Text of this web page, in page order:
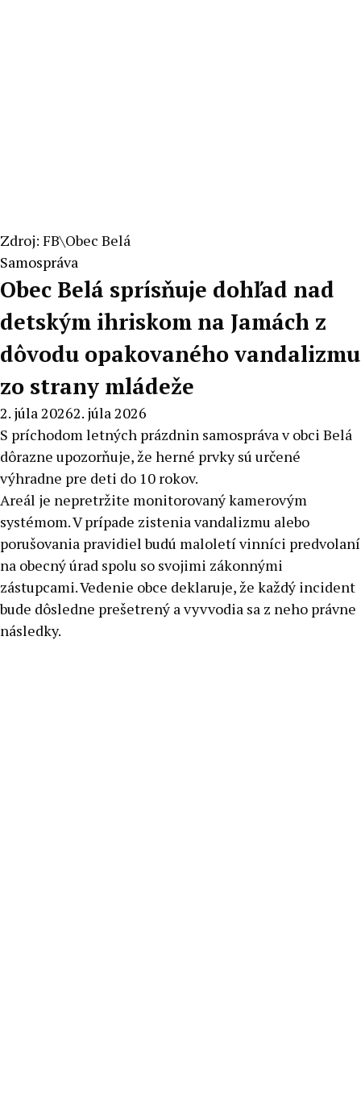
Zdroj: FB\Obec Belá
Samospráva
Obec Belá sprísňuje dohľad nad
detským ihriskom na Jamách z
dôvodu opakovaného vandalizmu
zo strany mládeže
2. júla 20262. júla 2026
S príchodom letných prázdnin samospráva v obci Belá
dôrazne upozorňuje, že herné prvky sú určené
výhradne pre deti do 10 rokov.
Areál je nepretržite monitorovaný kamerovým
systémom. V prípade zistenia vandalizmu alebo
porušovania pravidiel budú maloletí vinníci predvolaní
na obecný úrad spolu so svojimi zákonnými
zástupcami. Vedenie obce deklaruje, že každý incident
bude dôsledne prešetrený a vyvvodia sa z neho právne
následky.